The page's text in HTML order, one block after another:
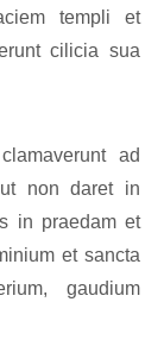
templi et
cilicia sua
ad
non daret in
in praedam et
et sancta
gaudium